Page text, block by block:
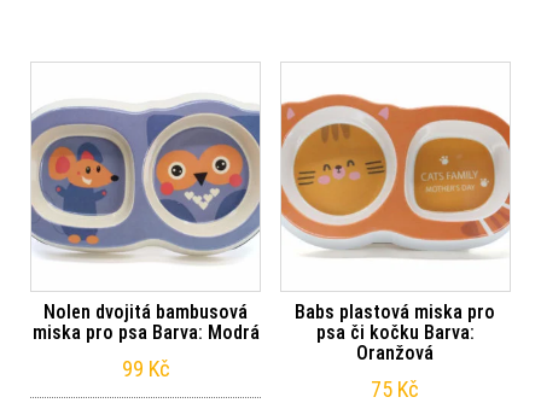
Nolen dvojitá bambusová
miska pro psa Barva: Modrá
99 Kč
Babs plastová miska pro
psa či kočku Barva:
Oranžová
75 Kč